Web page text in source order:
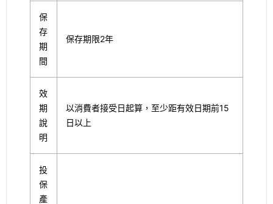
保
存
期
間
保存期限2年
效
期
說
明
以消費者接受日起算，至少距有效日期前15
日以上
投
保
產